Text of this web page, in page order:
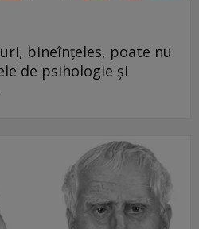
bineînțeles, poate nu
de psihologie și